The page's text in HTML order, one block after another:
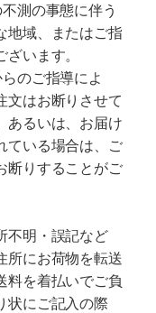
測の事態に伴う
地域、またはご指
います。
のご指導によ
文はお断りさせて
あるいは、お届け
ている場合は、ご
断りすることがご
不明・誤記など
所にお荷物を転送
料を着払いでご負
状にご記入の際